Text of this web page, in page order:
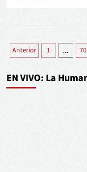
Anterior 1 … 70
EN VIVO: La